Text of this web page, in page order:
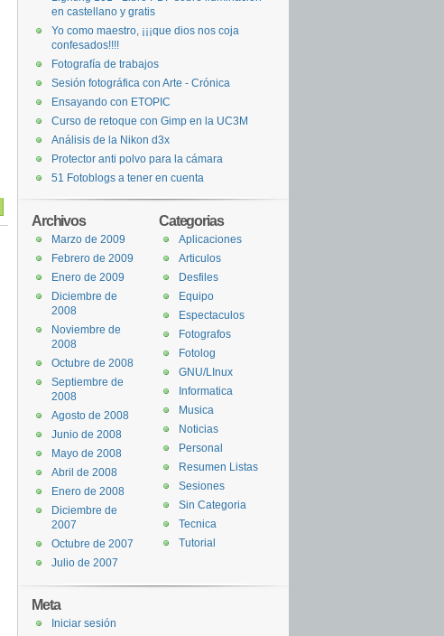
en castellano y gratis
Yo como maestro, ¡¡¡que dios nos coja
confesados!!!!
Fotografía de trabajos
Sesión fotográfica con Arte - Crónica
Ensayando con ETOPIC
Curso de retoque con Gimp en la UC3M
Análisis de la Nikon d3x
Protector anti polvo para la cámara
51 Fotoblogs a tener en cuenta
Categorias
Aplicaciones
Articulos
Desfiles
Equipo
Espectaculos
Fotografos
Fotolog
GNU/LInux
Informatica
Musica
Noticias
Personal
Resumen Listas
Sesiones
Sin Categoria
Tecnica
Tutorial
Archivos
Marzo de 2009
Febrero de 2009
Enero de 2009
Diciembre de
2008
Noviembre de
2008
Octubre de 2008
Septiembre de
2008
Agosto de 2008
Junio de 2008
Mayo de 2008
Abril de 2008
Enero de 2008
Diciembre de
2007
Octubre de 2007
Julio de 2007
Meta
Iniciar sesión